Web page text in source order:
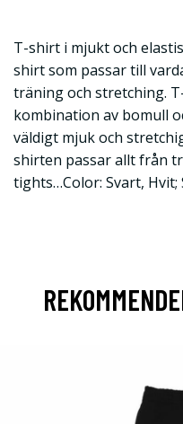
T-shirt i mjukt och
shirt som passar till
träning och stretching.
kombination av bomull
väldigt mjuk och
shirten passar allt från
tights…Color: Svart, Hvit;